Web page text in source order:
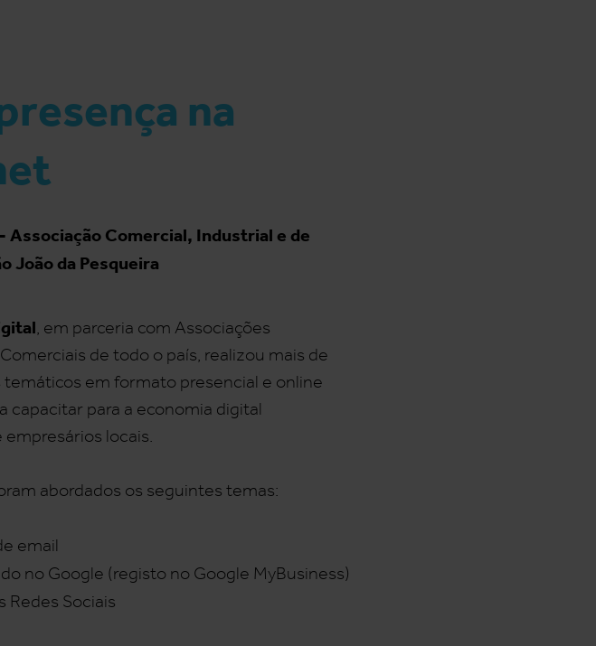
na
Associação Comercial, Industrial e de
João da Pesqueira
, em parceria com Associações
de todo o país, realizou mais de
temáticos em formato presencial e online
capacitar para a economia digital
locais.
abordados os seguintes temas:
email
no Google (registo no Google MyBusiness)
Redes Sociais